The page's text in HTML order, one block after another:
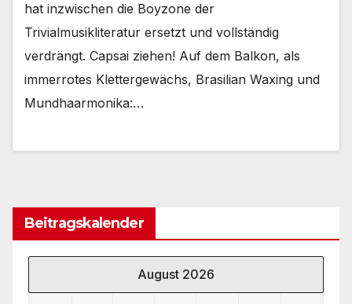
hat inzwischen die Boyzone der
Trivialmusikliteratur ersetzt und vollständig
verdrängt. Capsai ziehen! Auf dem Balkon, als
immerrotes Klettergewächs, Brasilian Waxing und
Mundhaarmonika:…
Beitragskalender
August 2026